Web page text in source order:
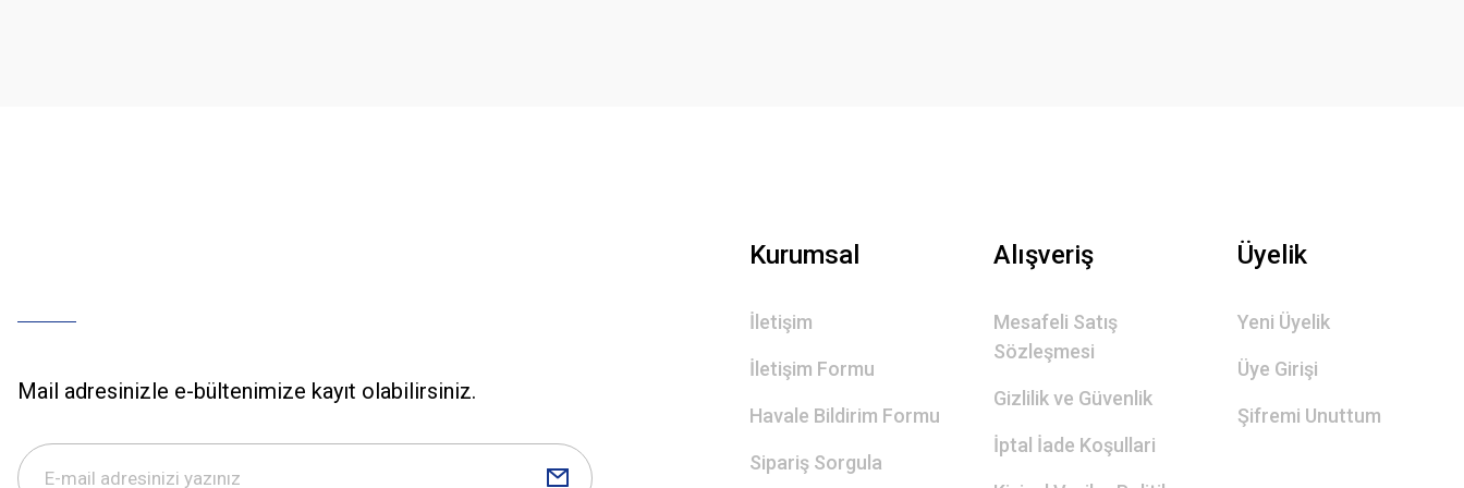
Mail adresinizle e-bültenimize kayıt olabilirsiniz.
Kurumsal
İletişim
İletişim Formu
Havale Bildirim Formu
Sipariş Sorgula
Alışveriş
Mesafeli Satış
Sözleşmesi
Gizlilik ve Güvenlik
İptal İade Koşullari
Üyelik
Yeni Üyelik
Üye Girişi
Şifremi Unuttum